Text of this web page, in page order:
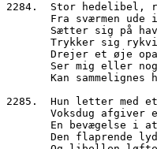
2284.  Stor hedelibel,
Fra sværmen
Sætter sig på
Trykker sig
Drejer et øje
Ser mig eller
Kan
2285.  Hun letter med
Voksdug
En bevægelse i
Den flaprende